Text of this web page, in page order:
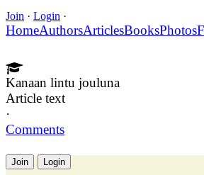
Join · Login ·
HomeAuthorsArticlesBooksPhotos
Kanaan lintu jouluna
Article text
·
Comments
Join Login